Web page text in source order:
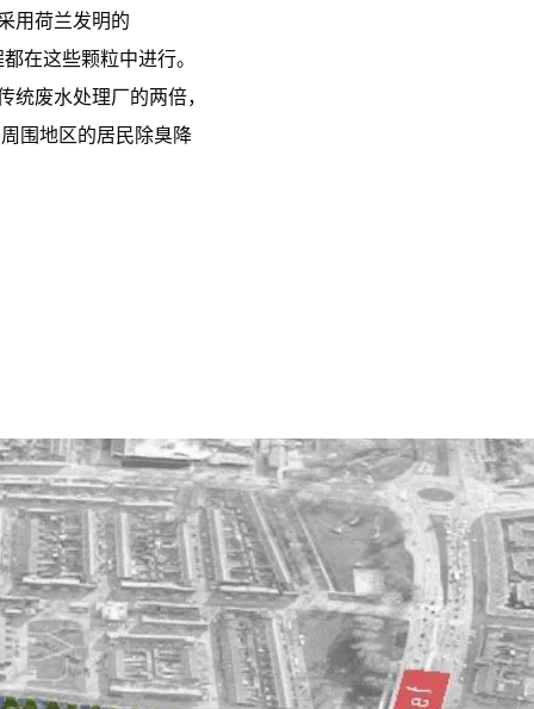
用荷兰发明的
在这些颗粒中进行。
统废水处理厂的两倍，
围地区的居民除臭降